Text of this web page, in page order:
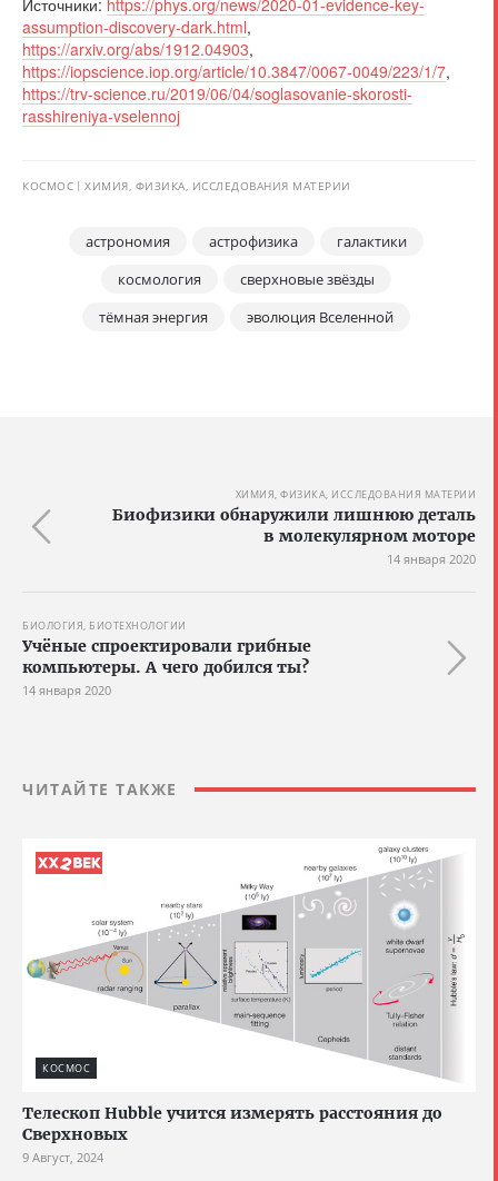
Источники: https://phys.org/news/2020-01-evidence-key-
assumption-discovery-dark.html,
https://arxiv.org/abs/1912.04903,
https://iopscience.iop.org/article/10.3847/0067-0049/223/1/7,
https://trv-science.ru/2019/06/04/soglasovanie-skorosti-
rasshireniya-vselennoj
КОСМОС ХИМИЯ, ФИЗИКА, ИССЛЕДОВАНИЯ МАТЕРИИ
астрономия астрофизика
галактики
космология
сверхновые звёзды
тёмная энергия
эволюция Вселенной
ХИМИЯ, ФИЗИКА, ИССЛЕДОВАНИЯ МАТЕРИИ
Биофизики обнаружили лишнюю деталь
в молекулярном моторе
14 января 2020
БИОЛОГИЯ, БИОТЕХНОЛОГИИ
Учёные спроектировали грибные
компьютеры. А чего добился ты?
14 января 2020
ЧИТАЙТЕ ТАКЖЕ
КОСМОС
Телескоп Hubble учится измерять расстояния до
Сверхновых
9 Август, 2024